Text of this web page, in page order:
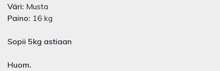
Väri: Musta
Paino: 16 kg
Sopii 5kg astiaan
Huom.